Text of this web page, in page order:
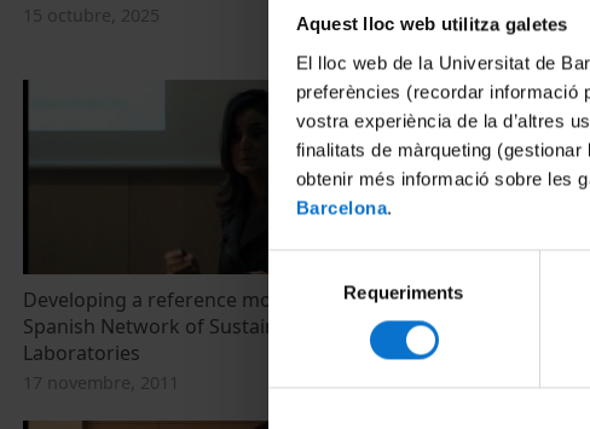
Aquest lloc web utilitza galetes
El lloc web de la Universitat de
preferències (recordar informació
vostra experiència de la d’altres
finalitats de màrqueting
obtenir més informació sobre les
Barcelona.
de
consentiment
Requeriments
15 octubre, 2025 17 novembre, 2011
Developing a reference model: The
Spanish Network of Sustainable
Laboratories
17 novembre, 2011
Using the Labs21
Tool to Identify
17 novembre, 2011